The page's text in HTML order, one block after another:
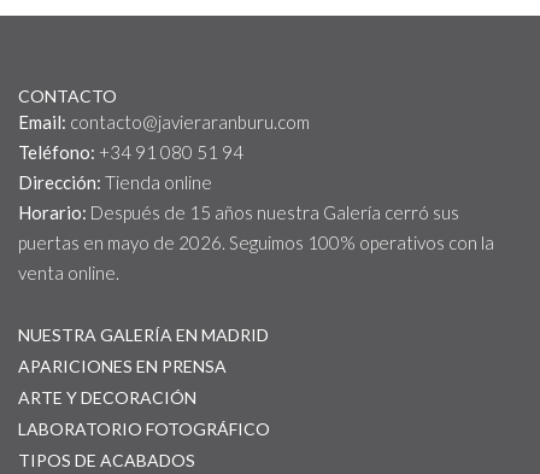
CONTACTO
Email: contacto@javieraranburu.com
Teléfono: +34 91 080 51 94
Dirección: Tienda online
Horario: Después de 15 años nuestra Galería cerró sus
puertas en mayo de 2026. Seguimos 100% operativos con la
venta online.
NUESTRA GALERÍA EN MADRID
APARICIONES EN PRENSA
ARTE Y DECORACIÓN
LABORATORIO FOTOGRÁFICO
TIPOS DE ACABADOS